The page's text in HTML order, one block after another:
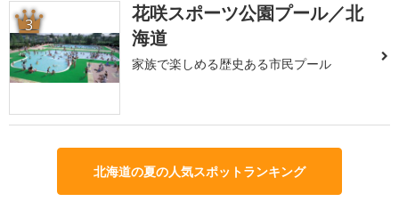
3
花咲スポーツ公園プール／北
海道
家族で楽しめる歴史ある市民プール
北海道の夏の人気スポットランキング